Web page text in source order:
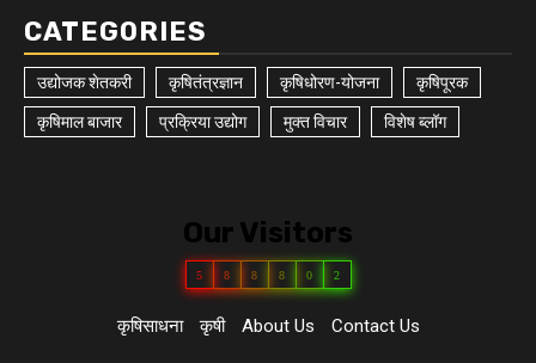
CATEGORIES
उद्योजक शेतकरी कृषितंत्रज्ञान कृषिधोरण-योजना कृषिपूरक
कृषिमाल बाजार प्रक्रिया उद्योग मुक्त विचार विशेष ब्लॉग
Our Visitors
5 8 8 8 0 2
कृषिसाधना कृषी About Us Contact Us